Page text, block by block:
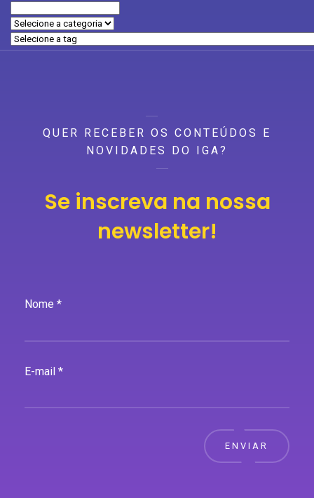
QUER RECEBER OS CONTEÚDOS E
NOVIDADES DO IGA?
Se inscreva na nossa
newsletter!
Nome *
E-mail *
ENVIAR